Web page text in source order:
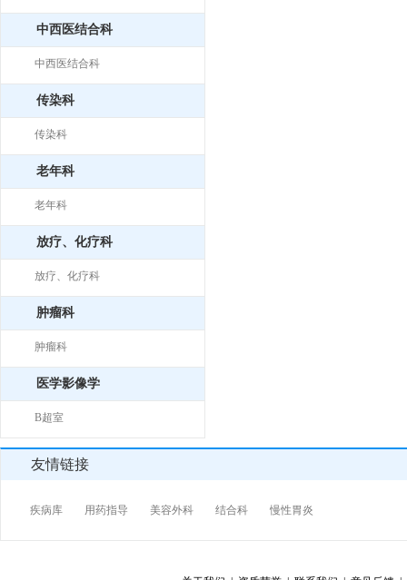
中西医结合科
中西医结合科
传染科
传染科
老年科
老年科
放疗、化疗科
放疗、化疗科
肿瘤科
肿瘤科
医学影像学
B超室
友情链接
疾病库 用药指导 美容外科 结合科 慢性胃炎